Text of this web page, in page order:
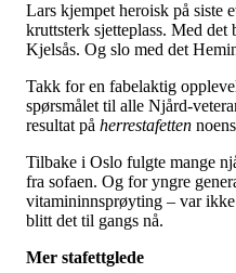
Lars kjempet heroisk på siste
kruttsterk sjetteplass. Med det
Kjelsås. Og slo med det
Takk for en fabelaktig
spørsmålet til alle Njård-
resultat på herrestafetten
Tilbake i Oslo fulgte mange
fra sofaen. Og for yngre
vitamininnsprøyting – var
blitt det til gangs nå.
Mer stafettglede